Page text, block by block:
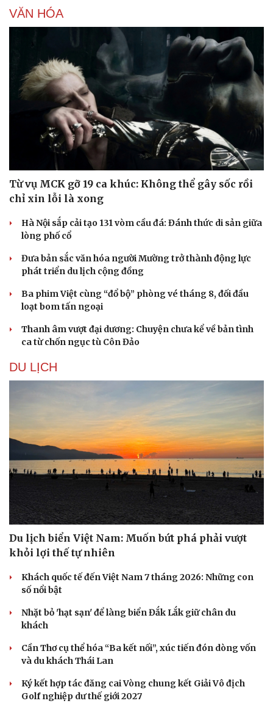
Tư vấn
Săn Tour
Podcast
Câu chuyện thời sự
Đọc truyện đêm khuya
Cửa sổ tình yêu
Kể chuyện cho bé
VĂN HÓA
Từ vụ MCK gỡ 19 ca khúc: Không thể gây sốc rồi
chỉ xin lỗi là xong
Hà Nội sắp cải tạo 131 vòm cầu đá: Đánh thức di sản giữa
lòng phố cổ
Đưa bản sắc văn hóa người Mường trở thành động lực
phát triển du lịch cộng đồng
Ba phim Việt cùng “đổ bộ” phòng vé tháng 8, đối đầu
loạt bom tấn ngoại
Thanh âm vượt đại dương: Chuyện chưa kể về bản tình
ca từ chốn ngục tù Côn Đảo
DU LỊCH
Du lịch biển Việt Nam: Muốn bứt phá phải vượt
khỏi lợi thế tự nhiên
Khách quốc tế đến Việt Nam 7 tháng 2026: Những con
số nổi bật
Nhặt bỏ 'hạt sạn' để làng biển Đắk Lắk giữ chân du
khách
Cần Thơ cụ thể hóa “Ba kết nối”, xúc tiến đón dòng vốn
và du khách Thái Lan
Ký kết hợp tác đăng cai Vòng chung kết Giải Vô địch
Golf nghiệp dư thế giới 2027